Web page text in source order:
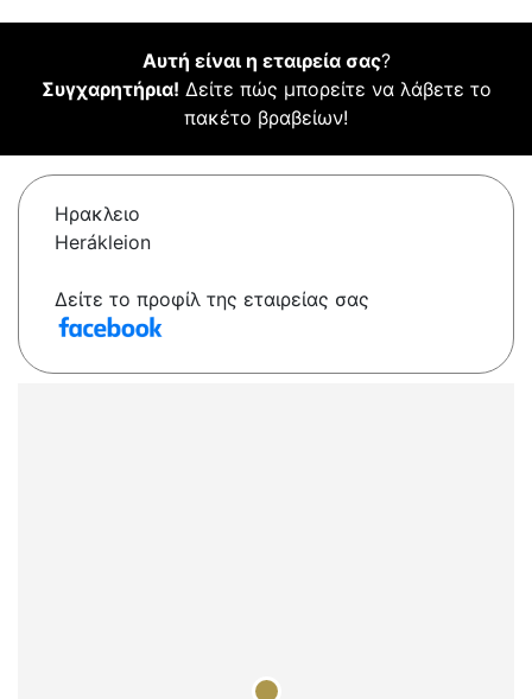
Αυτή είναι η εταιρεία σας?
Συγχαρητήρια! Δείτε πώς μπορείτε να λάβετε το
πακέτο βραβείων!
Ηρακλειο
Herákleion
Δείτε το προφίλ της εταιρείας σας